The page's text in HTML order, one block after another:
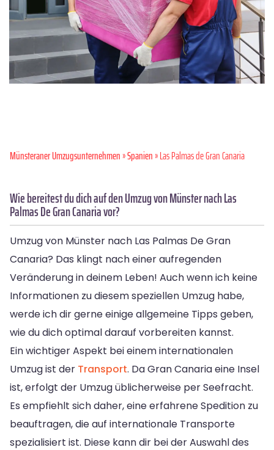
Münsteraner Umzugsunternehmen»Spanien» Las Palmas de Gran Canaria
Wie bereitest du dich auf den Umzug von Münster nach Las
Palmas De Gran Canaria vor?
Umzug von Münster nach Las Palmas De Gran
Canaria? Das klingt nach einer aufregenden
Veränderung in deinem Leben! Auch wenn ich keine
Informationen zu diesem speziellen Umzug habe,
werde ich dir gerne einige allgemeine Tipps geben,
wie du dich optimal darauf vorbereiten kannst.
Ein wichtiger Aspekt bei einem internationalen
Umzug ist der Transport. Da Gran Canaria eine Insel
ist, erfolgt der Umzug üblicherweise per Seefracht.
Es empfiehlt sich daher, eine erfahrene Spedition zu
beauftragen, die auf internationale Transporte
spezialisiert ist. Diese kann dir bei der Auswahl des